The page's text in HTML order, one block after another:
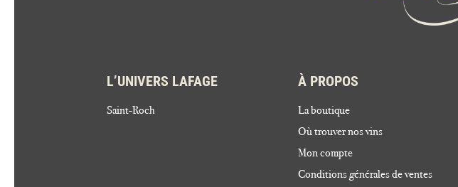
L’UNIVERS LAFAGE
Saint-Roch
À PROPOS
La boutique
Où trouver nos vins
Mon compte
Conditions générales de ventes